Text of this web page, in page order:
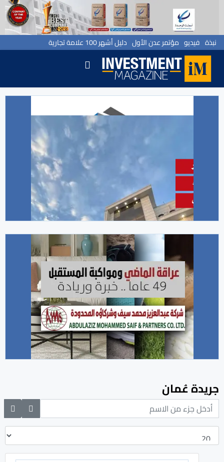
نبذة فيديو مؤتمر عدن الأول دليل أشهر 100 علامة تجارية
جريدة عُمان